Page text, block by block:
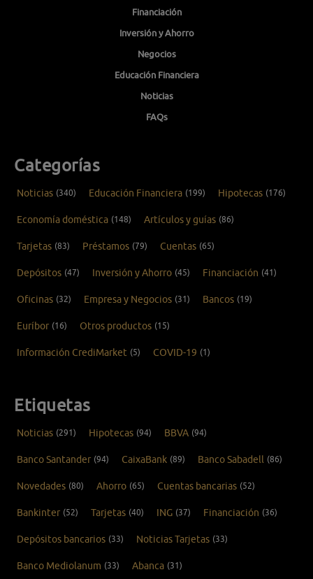
Financiación
Inversión y Ahorro
Negocios
Educación Financiera
Noticias
FAQs
Categorías
Noticias (340) Educación Financiera (199) Hipotecas (176)
Economía doméstica (148) Artículos y guías (86)
Tarjetas (83) Préstamos (79) Cuentas (65)
Depósitos (47) Inversión y Ahorro (45) Financiación (41)
Oficinas (32) Empresa y Negocios (31) Bancos (19)
Euríbor (16) Otros productos (15)
Información CrediMarket (5) COVID-19 (1)
Etiquetas
Noticias (291) Hipotecas (94) BBVA (94)
Banco Santander (94) CaixaBank (89) Banco Sabadell (86)
Novedades (80) Ahorro (65) Cuentas bancarias (52)
Bankinter (52) Tarjetas (40) ING (37) Financiación (36)
Depósitos bancarios (33) Noticias Tarjetas (33)
Banco Mediolanum (33) Abanca (31)